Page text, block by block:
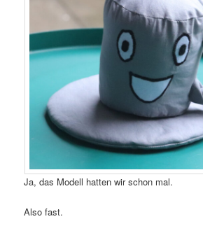
Ja, das Modell hatten wir schon mal.
Also fast.